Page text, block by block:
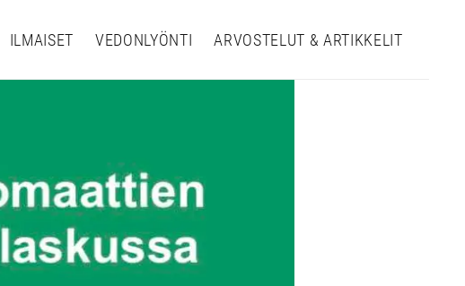
ILMAISET VEDONLYÖNTI ARVOSTELUT & ARTIKKELIT